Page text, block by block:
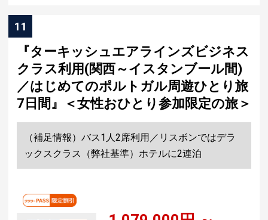
11
『ターキッシュエアラインズビジネス
クラス利用(関西～イスタンブール間)
／はじめてのポルトガル周遊ひとり旅
7日間』＜女性おひとり参加限定の旅＞
（補足情報）バス1人2席利用／リスボンではデラ
ックスクラス（弊社基準）ホテルに2連泊